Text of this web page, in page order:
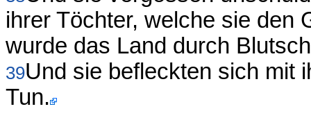
ihrer Töchter, welche sie den
wurde das Land durch
39Und sie befleckten sich mit
Tun.